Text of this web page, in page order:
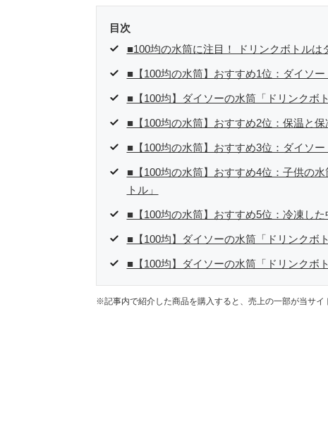
いた時間でできるオークションに目をつける。しかし、取
を生活の一部に取り入れるべく、「ネットオークションや
た消費税増税の社会においては、ネットオークションやフ
目次
■100均の水筒に注目！ ドリンクボトルは
■【100均の水筒】おすすめ1位：ダイソー
■【100均】ダイソーの水筒「ドリンクボ
■【100均の水筒】おすすめ2位：保温と
■【100均の水筒】おすすめ3位：ダイソ
■【100均の水筒】おすすめ4位：子供の
トル」
■【100均の水筒】おすすめ5位：冷凍し
■【100均】ダイソーの水筒「ドリンクボ
■【100均】ダイソーの水筒「ドリンクボ
※記事内で紹介した商品を購入すると、売上の一部が当サイ